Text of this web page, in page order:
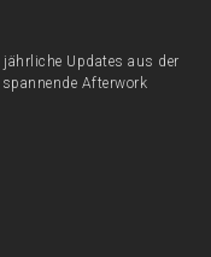
Updates aus der
Afterwork